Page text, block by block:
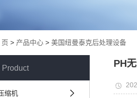
> 产品中心 > 美国纽曼泰克后处理设备
Product
缩机
PH